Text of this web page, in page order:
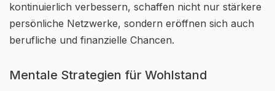
kontinuierlich verbessern, schaffen nicht nur stärkere
persönliche Netzwerke, sondern eröffnen sich auch
berufliche und finanzielle Chancen.
Mentale Strategien für Wohlstand